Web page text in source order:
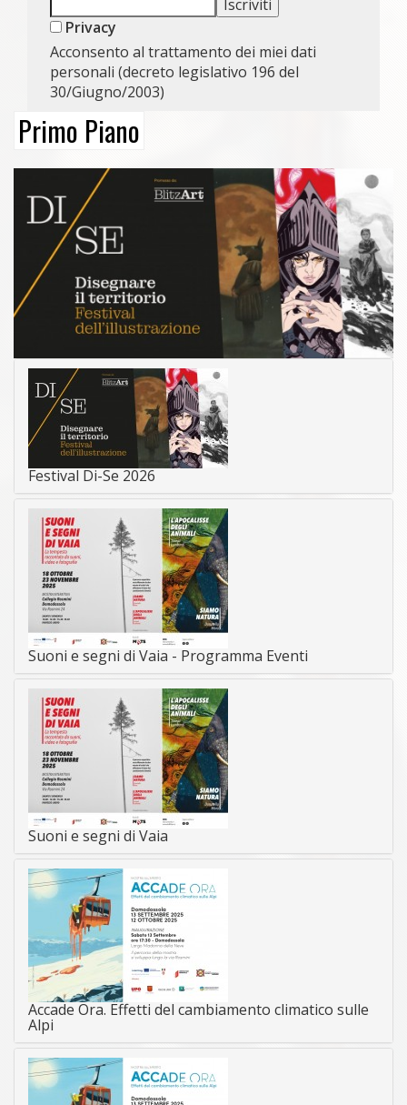
Privacy
Acconsento al trattamento dei miei dati
personali (decreto legislativo 196 del
30/Giugno/2003)
Primo Piano
Festival Di-Se 2026
Suoni e segni di Vaia - Programma Eventi
Suoni e segni di Vaia
Accade Ora. Effetti del cambiamento climatico sulle
Alpi